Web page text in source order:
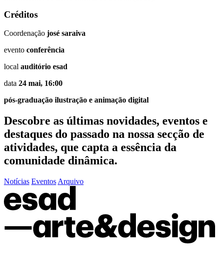
Créditos
Coordenação josé saraiva
evento conferência
local auditório esad
data 24 mai, 16:00
pós-graduação ilustração e animação digital
Descobre as últimas novidades, eventos e
destaques do passado na nossa secção de
atividades, que capta a essência da
comunidade dinâmica.
Notícias Eventos Arquivo